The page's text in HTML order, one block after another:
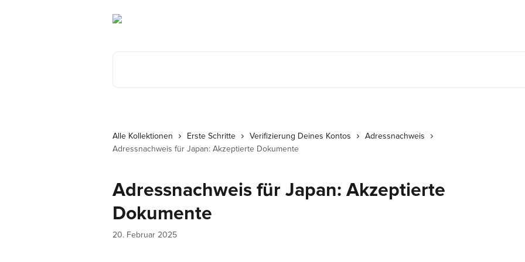
Alle Kollektionen Erste Schritte Verifizierung Deines Kontos
Adressnachweis
Adressnachweis für Japan: Akzeptierte Dokumente
Adressnachweis für Japan: Akzeptierte
Dokumente
20. Februar 2025